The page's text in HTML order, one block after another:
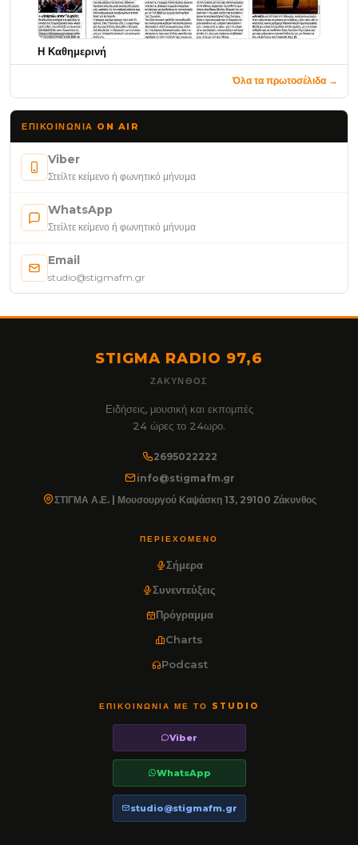
Η Καθημερινή
Όλα τα πρωτοσέλιδα →
ΕΠΙΚΟΙΝΩΝΊΑ ON AIR
Viber
Στείλτε κείμενο ή φωνητικό μήνυμα
WhatsApp
Στείλτε κείμενο ή φωνητικό μήνυμα
Email
studio@stigmafm.gr
STIGMA RADIO 97,6
ΖΆΚΥΝΘΟΣ
Ειδήσεις, μουσική και εκπομπές
24 ώρες το 24ωρο.
2695022222
info@stigmafm.gr
ΣΤΙΓΜΑ Α.Ε. | Μουσουργού Καψάσκη 13, 29100 Ζάκυνθος
ΠΕΡΙΕΧΌΜΕΝΟ
Σήμερα
Συνεντεύξεις
Πρόγραμμα
Charts
Podcast
ΕΠΙΚΟΙΝΩΝΊΑ ΜΕ ΤΟ STUDIO
Viber
WhatsApp
studio@stigmafm.gr